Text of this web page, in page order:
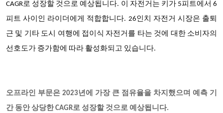
CAGR로 성장할 것으로 예상됩니다. 이 자전거는 키가 5피트에서 6
피트 사이인 라이더에게 적합합니다. 26인치 자전거 시장은 출퇴
근 및 기타 도시 여행에 접이식 자전거를 타는 것에 대한 소비자의
선호도가 증가함에 따라 활성화되고 있습니다.
오프라인 부문은 2023년에 가장 큰 점유율을 차지했으며 예측 기
간 동안 상당한 CAGR로 성장할 것으로 예상됩니다.